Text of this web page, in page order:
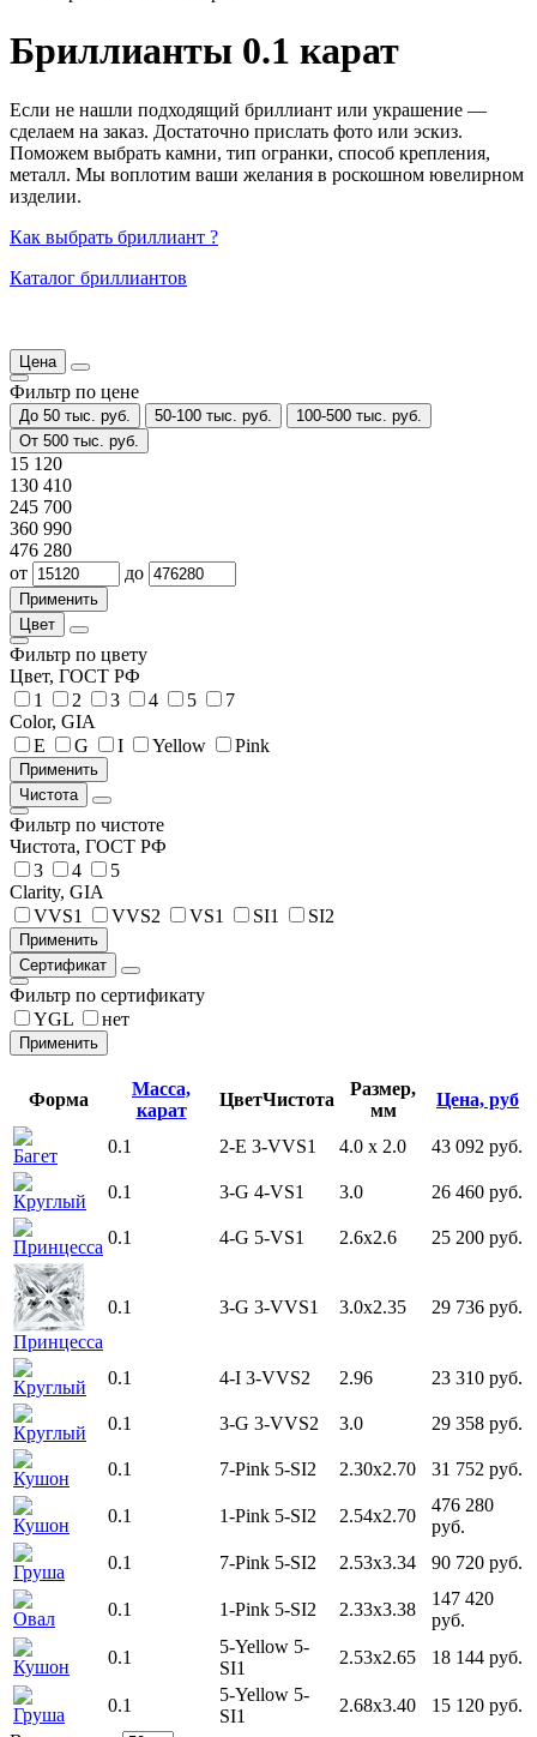
Бриллианты 0.1 карат
Если не нашли подходящий бриллиант или украшение —
сделаем на заказ. Достаточно прислать фото или эскиз.
Поможем выбрать камни, тип огранки, способ крепления,
металл. Мы воплотим ваши желания в роскошном ювелирном
изделии.
Как выбрать бриллиант ?
Каталог бриллиантов
Цена
Фильтр по цене
До 50 тыс. руб. 50-100 тыс. руб.
100-500 тыс. руб.
От 500 тыс. руб.
15 120
130 410
245 700
360 990
476 280
от
до
Цвет
Фильтр по цвету
Цвет, ГОСТ РФ
1
2 3 4 5
7
Color, GIA
E
G I Yellow Pink
Чистота
Фильтр по чистоте
Чистота, ГОСТ РФ
3
4
5
Clarity, GIA
VVS1
VVS2 VS1 SI1 SI2
Сертификат
Фильтр по сертификату
YGL
нет
Форма
Масса,
карат
ЦветЧистота
Размер,
мм
Цена, руб
Багет 0.1 2-E 3-VVS1 4.0 x 2.0 43 092 руб.
Круглый 0.1 3-G 4-VS1 3.0 26 460 руб.
Принцесса 0.1 4-G 5-VS1 2.6x2.6 25 200 руб.
Принцесса
0.1 3-G 3-VVS1 3.0x2.35 29 736 руб.
Круглый 0.1 4-I 3-VVS2 2.96 23 310 руб.
Круглый 0.1 3-G 3-VVS2 3.0 29 358 руб.
Кушон 0.1 7-Pink 5-SI2 2.30x2.70 31 752 руб.
Кушон 0.1 1-Pink 5-SI2 2.54x2.70
476 280
руб.
Груша 0.1 7-Pink 5-SI2 2.53x3.34 90 720 руб.
Овал 0.1 1-Pink 5-SI2 2.33x3.38
147 420
руб.
Кушон 0.1
5-Yellow 5-
SI1
2.53x2.65 18 144 руб.
Груша 0.1
5-Yellow 5-
SI1
2.68x3.40
15 120 руб.